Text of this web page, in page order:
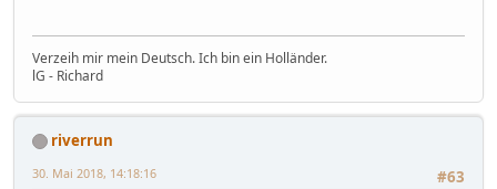
Verzeih mir mein Deutsch. Ich bin ein Holländer.
lG - Richard
riverrun
#63
30. Mai 2018, 14:18:16